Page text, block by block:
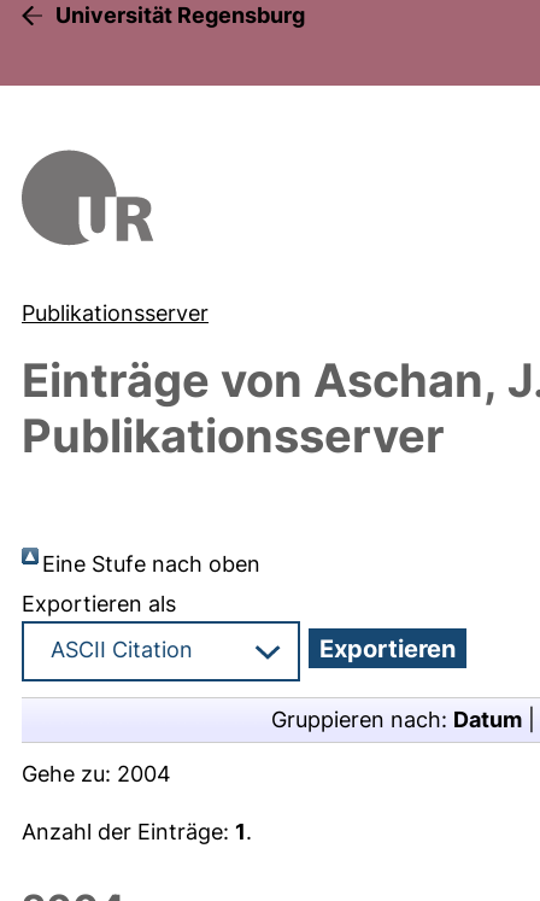
Universität Regensburg
Publikationsserver
Einträge von Aschan,
Publikationsserver
Eine Stufe nach oben
Exportieren als
Gruppieren nach: Datum
Gehe zu: 2004
Anzahl der Einträge: 1.